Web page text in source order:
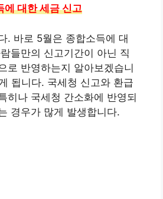
에 대한 세금 신고
. 바로 5월은 종합소득에 대
들만의 신고기간이 아닌 직
로 반영하는지 알아보겠습니
됩니다. 국세청 신고와 환급
히나 국세청 간소화에 반영되
경우가 많게 발생합니다.